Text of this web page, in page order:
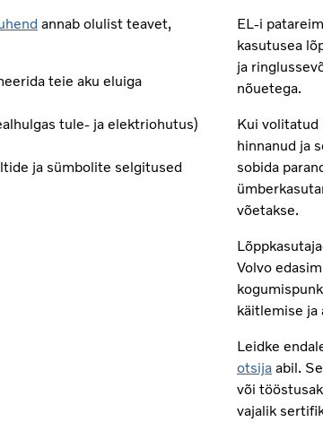
annab olulist teavet,
teie aku eluiga
tule- ja elektriohutus)
ja sümbolite selgitused
EL-i
kasutusea
ja
nõuetega.
Kui volitatud
hinnanud ja
sobida
võetakse.
Volvo
käitlemise ja
Leidke
otsija abil.
või
vajalik